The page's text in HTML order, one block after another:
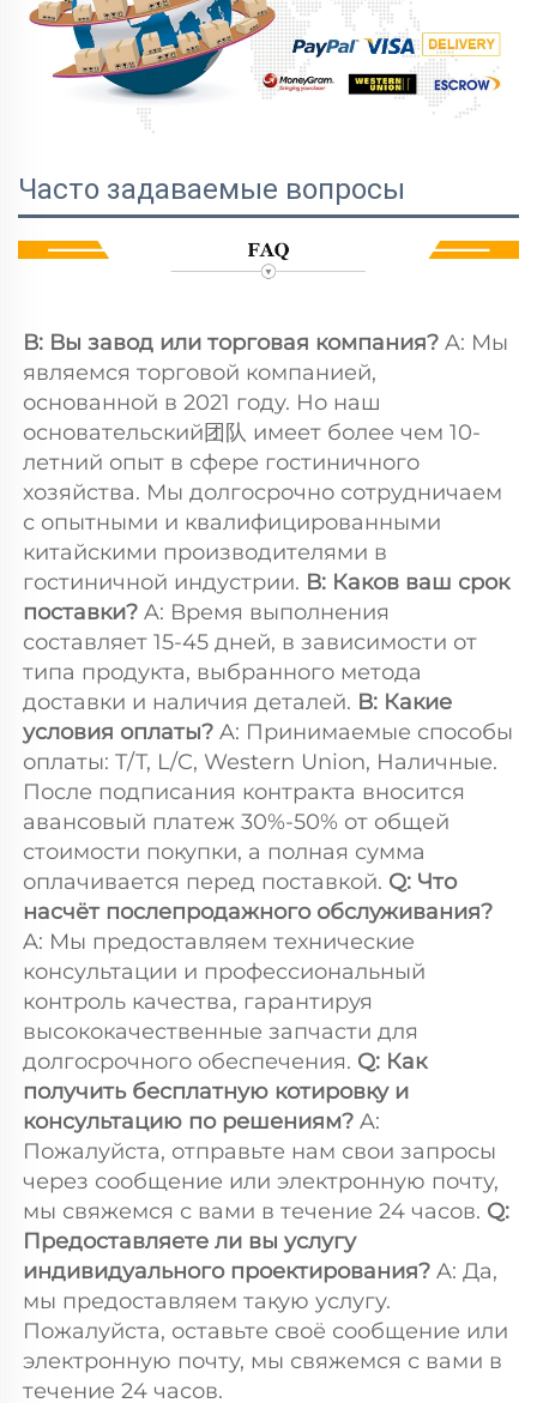
Часто задаваемые вопросы
В: Вы завод или торговая компания? A: Мы
являемся торговой компанией,
основанной в 2021 году. Но наш
основательский团队 имеет более чем 10-
летний опыт в сфере гостиничного
хозяйства. Мы долгосрочно сотрудничаем
с опытными и квалифицированными
китайскими производителями в
гостиничной индустрии. В: Каков ваш срок
поставки? A: Время выполнения
составляет 15-45 дней, в зависимости от
типа продукта, выбранного метода
доставки и наличия деталей. В: Какие
условия оплаты? A: Принимаемые способы
оплаты: T/T, L/C, Western Union, Наличные.
После подписания контракта вносится
авансовый платеж 30%-50% от общей
стоимости покупки, а полная сумма
оплачивается перед поставкой. Q: Что
A: Мы предоставляем технические
консультации и профессиональный
контроль качества, гарантируя
высококачественные запчасти для
долгосрочного обеспечения. Q: Как
получить бесплатную котировку и
консультацию по решениям? A:
Пожалуйста, отправьте нам свои запросы
через сообщение или электронную почту,
мы свяжемся с вами в течение 24 часов. Q:
Предоставляете ли вы услугу
индивидуального проектирования? A: Да,
мы предоставляем такую услугу.
Пожалуйста, оставьте своё сообщение или
электронную почту, мы свяжемся с вами в
течение 24 часов.